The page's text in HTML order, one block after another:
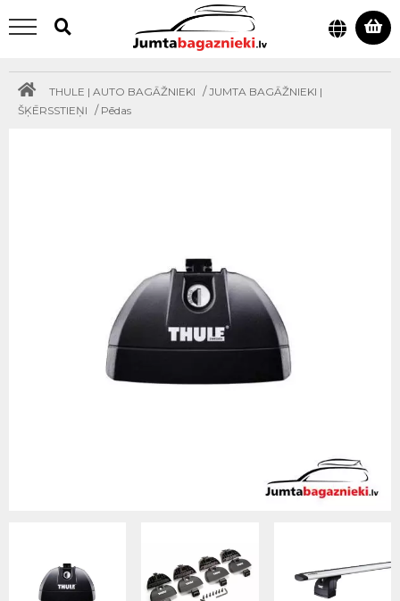
THULE | AUTO BAGĀŽNIEKI /JUMTA BAGĀŽNIEKI |
ŠĶĒRSSTIEŅI / Pēdas